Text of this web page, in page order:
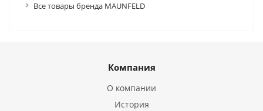
Все товары бренда MAUNFELD
Компания
О компании
История